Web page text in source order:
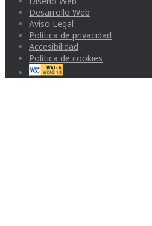
Desarrollo Web
Aviso Legal
Política de privacidad
Accesibilidad
Política de cookies